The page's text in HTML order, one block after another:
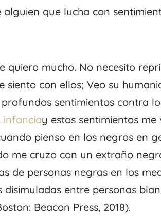
que lucha con
quiero mucho. No necesito
siento con ellos; Veo su
sentimientos contra
infanciay estos sentimientos me
pienso en los negros en
me cruzo con un extraño
de personas negras en los
entre personas
Beacon Press, 2018).